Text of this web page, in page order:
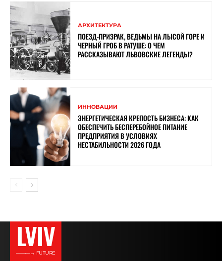
АРХИТЕКТУРА
ПОЕЗД-ПРИЗРАК, ВЕДЬМЫ НА ЛЫСОЙ ГОРЕ И
ЧЕРНЫЙ ГРОБ В РАТУШЕ: О ЧЕМ
РАССКАЗЫВАЮТ ЛЬВОВСКИЕ ЛЕГЕНДЫ?
ИННОВАЦИИ
ЭНЕРГЕТИЧЕСКАЯ КРЕПОСТЬ БИЗНЕСА: КАК
ОБЕСПЕЧИТЬ БЕСПЕРЕБОЙНОЕ ПИТАНИЕ
ПРЕДПРИЯТИЯ В УСЛОВИЯХ
НЕСТАБИЛЬНОСТИ 2026 ГОДА
LVIV
———→ FUTURE